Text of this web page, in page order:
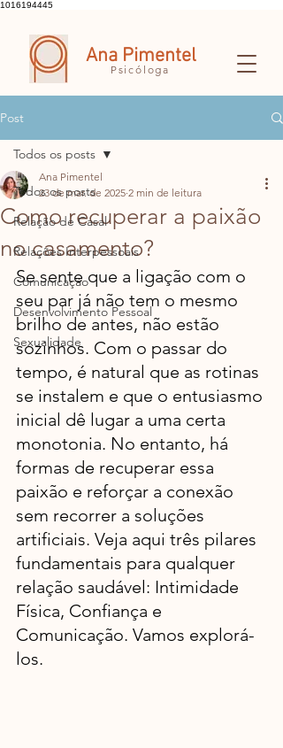
1016194445
Ana Pimentel
Psicóloga
Post
Todos os posts
Relação de Casal
Relações Interpessoais
Comunicação
Desenvolvimento Pessoal
Sexualidade
Todos os posts
Como recuperar a paixão
no casamento?
Ana Pimentel
23 de mar. de 2025 2 min de leitura
Se sente que a ligação com o
seu par já não tem o mesmo
brilho de antes, não estão
sozinhos. Com o passar do
tempo, é natural que as rotinas
se instalem e que o entusiasmo
inicial dê lugar a uma certa
monotonia. No entanto, há
formas de recuperar essa
paixão e reforçar a conexão
sem recorrer a soluções
artificiais. Veja aqui três pilares
fundamentais para qualquer
relação saudável: Intimidade
Física, Confiança e
Comunicação. Vamos explorá-
los.